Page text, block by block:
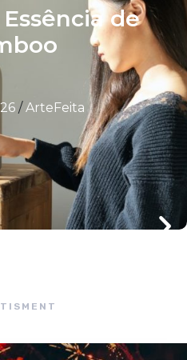
de
/ ArteFeita